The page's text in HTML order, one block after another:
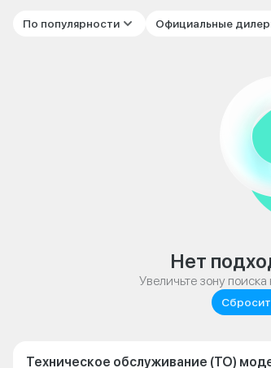
По популярности Официальные
Нет
Увеличьте зону
Техническое обслуживание (ТО)